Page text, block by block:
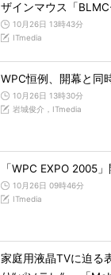
ザインマウス「
10月26日 13時43分
ITmedia
WPC恒例、開幕と同
10月26日 13時30分
岩城俊介，ITmedia
「WPC EXPO 2005
10月26日 09時46分
ITmedia
家庭用液晶TVに迫る